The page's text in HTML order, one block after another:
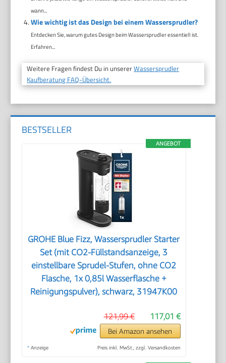
wann...
Wie wichtig ist das Design bei einem Wassersprudler?
Entdecken Sie, warum gutes Design beim Wassersprudler essentiell ist.
Erfahren...
Weitere Fragen findest Du in unsererWassersprudler
Kaufberatung FAQ-Übersicht.
BESTSELLER
ANGEBOT
GROHE Blue Fizz, Wassersprudler Starter
Set (mit CO2-Füllstandsanzeige, 3
einstellbare Sprudel-Stufen, ohne CO2
Flasche, 1x 0,85l Wasserflasche +
Reinigungspulver), schwarz, 31947K00
117,01 €
121,99 €
Bei Amazon ansehen
* Anzeige Preis inkl. MwSt., zzgl. Versandkosten